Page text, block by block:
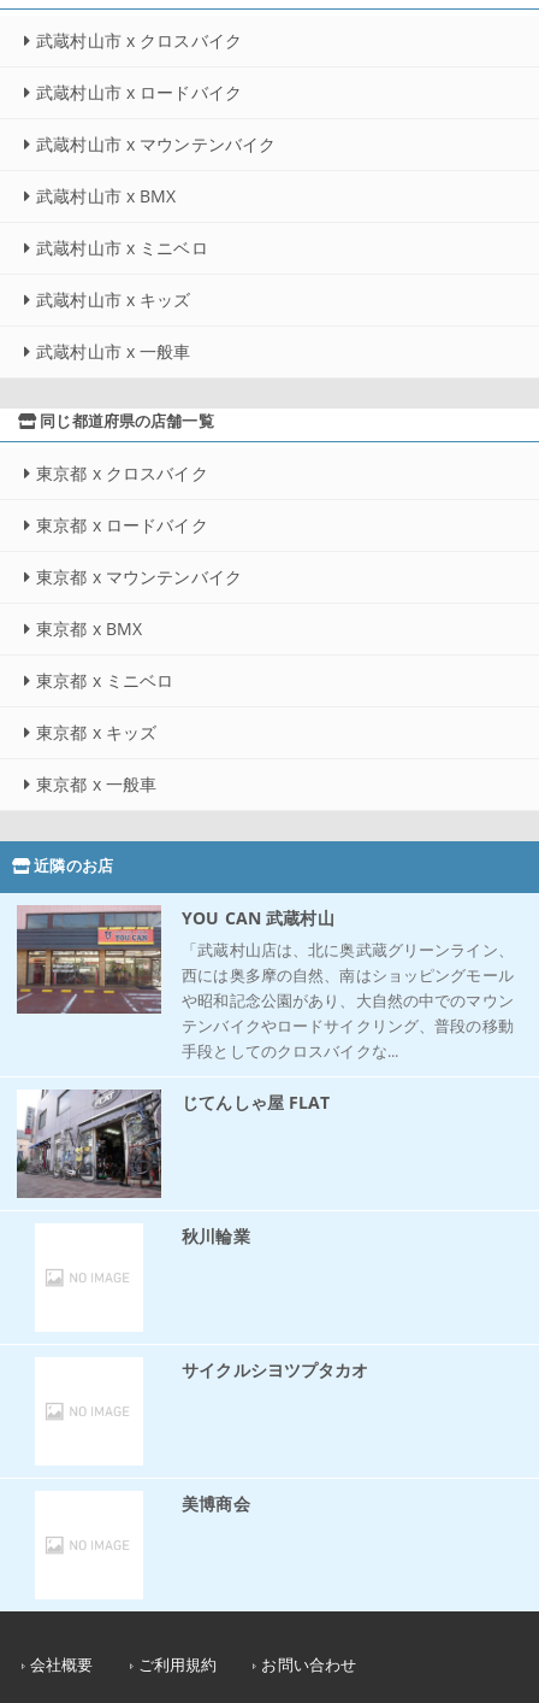
武蔵村山市 x クロスバイク
武蔵村山市 x ロードバイク
武蔵村山市 x マウンテンバイク
武蔵村山市 x BMX
武蔵村山市 x ミニベロ
武蔵村山市 x キッズ
武蔵村山市 x 一般車
同じ都道府県の店舗一覧
東京都 x クロスバイク
東京都 x ロードバイク
東京都 x マウンテンバイク
東京都 x BMX
東京都 x ミニベロ
東京都 x キッズ
東京都 x 一般車
近隣のお店
YOU CAN 武蔵村山
「武蔵村山店は、北に奥武蔵グリーンライン、
西には奥多摩の自然、南はショッピングモール
や昭和記念公園があり、大自然の中でのマウン
テンバイクやロードサイクリング、普段の移動
手段としてのクロスバイクな...
じてんしゃ屋 FLAT
秋川輪業
サイクルシヨツプタカオ
美博商会
会社概要 ご利用規約 お問い合わせ